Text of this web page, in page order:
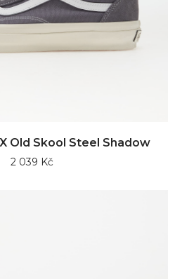
Old Skool Steel Shadow
2 039 Kč